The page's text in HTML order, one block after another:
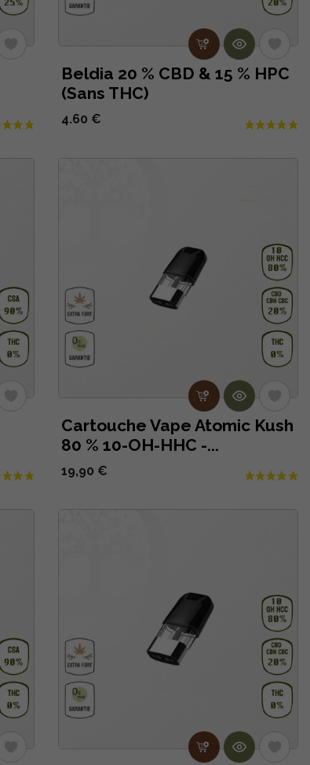
Beldia 20 % CBD & 15 % HPC
(Sans THC)
4.60 €
Cartouche Vape Atomic Kush
80 % 10-OH-HHC -...
19,90 €